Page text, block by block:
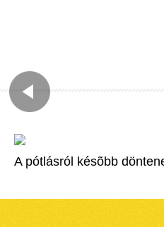
A pótlásról késõbb